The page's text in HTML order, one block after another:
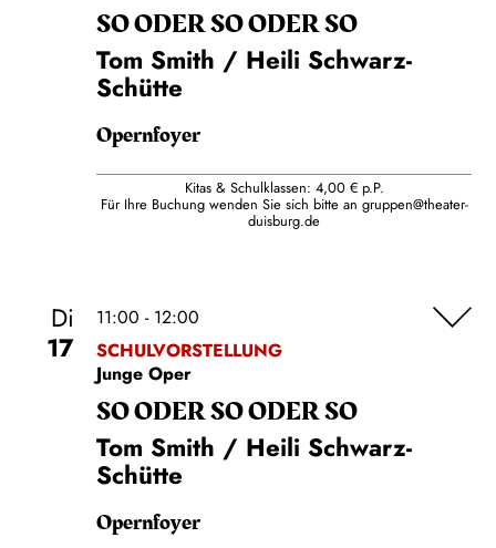
SO ODER SO ODER SO
Tom Smith / Heili Schwarz-
Schütte
Opernfoyer
Kitas & Schulklassen: 4,00 € p.P.
Für Ihre Buchung wenden Sie sich bitte an gruppen@theater-
duisburg.de
Di
17
11:00 - 12:00
SCHULVORSTELLUNG
Junge Oper
SO ODER SO ODER SO
Tom Smith / Heili Schwarz-
Schütte
Opernfoyer